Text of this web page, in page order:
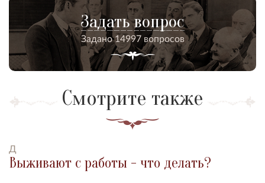
Задать вопрос
Задано 14997 вопросов
Смотрите также
Д
Выживают с работы - что делать?